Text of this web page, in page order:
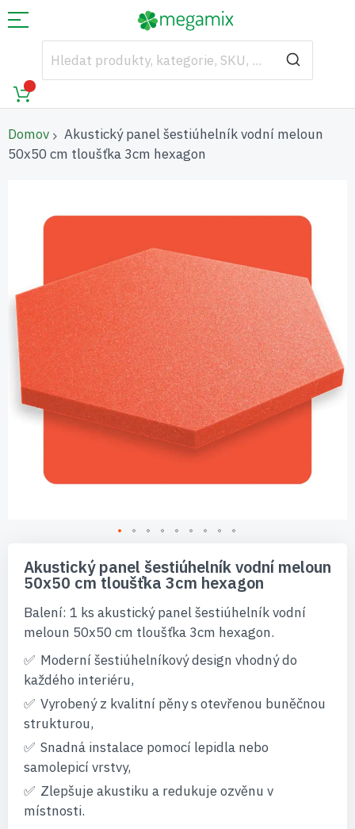
Domov
Akustický panel šestiúhelník vodní meloun
50x50 cm tloušťka 3cm hexagon
začátek
galerie
obrázky
Akustický panel šestiúhelník vodní meloun
50x50 cm tloušťka 3cm hexagon
Balení: 1 ks akustický panel šestiúhelník vodní
meloun 50x50 cm tloušťka 3cm hexagon.
Moderní šestiúhelníkový design vhodný do
každého interiéru,
Vyrobený z kvalitní pěny s otevřenou buněčnou
strukturou,
Snadná instalace pomocí lepidla nebo
samolepicí vrstvy,
Zlepšuje akustiku a redukuje ozvěnu v
místnosti.